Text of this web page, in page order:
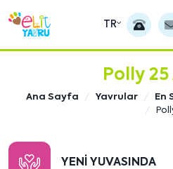
TR
Polly 25
Ana Sayfa Yavrular
En
YENI YUVASINDA